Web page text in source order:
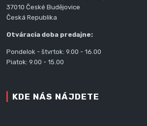
37010 České Budějovice
Česká Republika
Otváracia doba predajne:
Pondelok - štvrtok: 9.00 - 16.00
Piatok: 9.00 - 15.00
KDE NÁS NÁJDETE